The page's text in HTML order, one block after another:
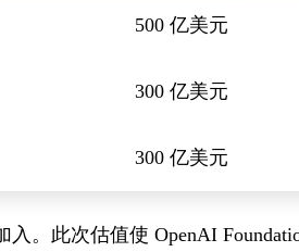
500 亿美元
300 亿美元
300 亿美元
。此次估值使 OpenAI